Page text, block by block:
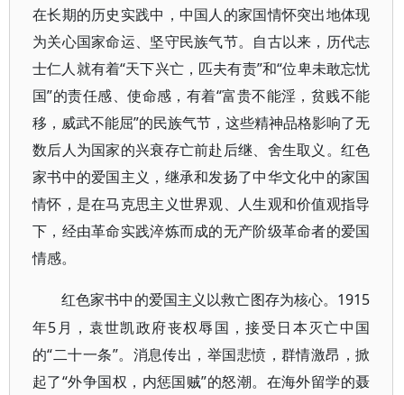
在长期的历史实践中，中国人的家国情怀突出地体现
为关心国家命运、坚守民族气节。自古以来，历代志
士仁人就有着“天下兴亡，匹夫有责”和“位卑未敢忘忧
国”的责任感、使命感，有着“富贵不能淫，贫贱不能
移，威武不能屈”的民族气节，这些精神品格影响了无
数后人为国家的兴衰存亡前赴后继、舍生取义。红色
家书中的爱国主义，继承和发扬了中华文化中的家国
情怀，是在马克思主义世界观、人生观和价值观指导
下，经由革命实践淬炼而成的无产阶级革命者的爱国
情感。
红色家书中的爱国主义以救亡图存为核心。 1915
年5月，袁世凯政府丧权辱国，接受日本灭亡中国
的“二十一条”。消息传出，举国悲愤，群情激昂，掀
起了“外争国权，内惩国贼”的怒潮。在海外留学的聂